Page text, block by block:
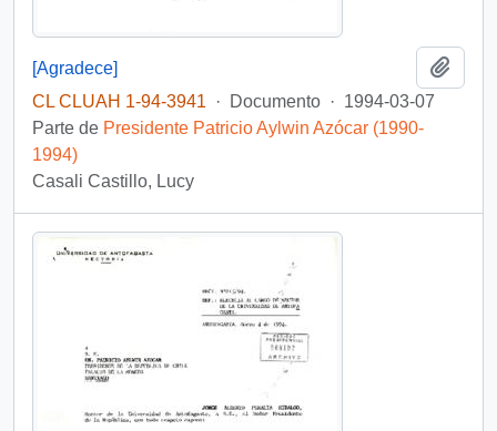
[Agradece]
CL CLUAH 1-94-3941
· Documento · 1994-03-07
Parte de Presidente Patricio Aylwin Azócar (1990-
1994)
Casali Castillo, Lucy